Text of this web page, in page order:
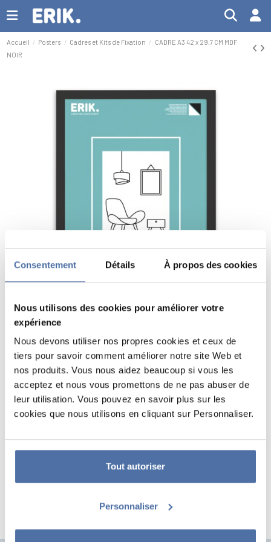
Consentement Détails À propos des cookies
Nous utilisons des cookies pour améliorer votre
expérience
Nous devons utiliser nos propres cookies et ceux de
tiers pour savoir comment améliorer notre site Web et
nos produits. Vous nous aidez beaucoup si vous les
acceptez et nous vous promettons de ne pas abuser de
leur utilisation. Vous pouvez en savoir plus sur les
cookies que nous utilisons en cliquant sur Personnaliser.
Tout autoriser
Personnaliser
Accueil Posters Cadres et Kits de Fixation
CADRE A3 42 x 29,7 CM MDF
NOIR
CADRE A3 42 X 29,7 CM MDF NOIR